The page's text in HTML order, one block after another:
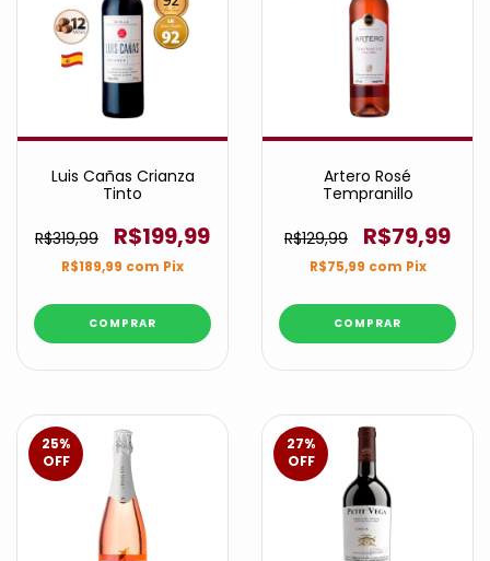
Luis Cañas Crianza
Tinto
R$319,99 R$199,99
R$189,99 com Pix
Artero Rosé
Tempranillo
R$129,99 R$79,99
R$75,99 com Pix
25%
OFF
27%
OFF